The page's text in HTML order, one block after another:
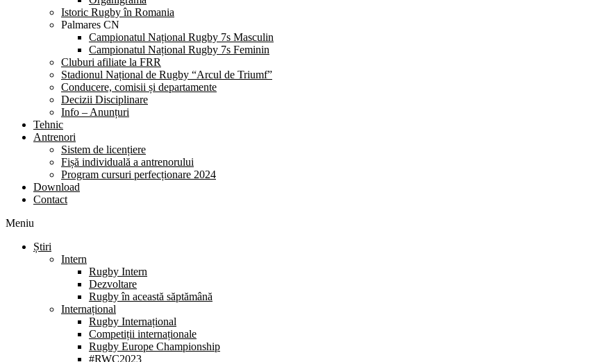
Istoric Rugby în Romania
Palmares CN
Campionatul Național Rugby 7s Masculin
Campionatul Național Rugby 7s Feminin
Cluburi afiliate la FRR
Stadionul Național de Rugby “Arcul de Triumf”
Conducere, comisii și departamente
Decizii Disciplinare
Info – Anunțuri
Tehnic
Antrenori
Sistem de licențiere
Fișă individuală a antrenorului
Program cursuri perfecționare 2024
Download
Contact
Meniu
Știri
Intern
Rugby Intern
Dezvoltare
Rugby în această săptămână
Internațional
Rugby Internațional
Competiții internaționale
Rugby Europe Championship
#RWC2023